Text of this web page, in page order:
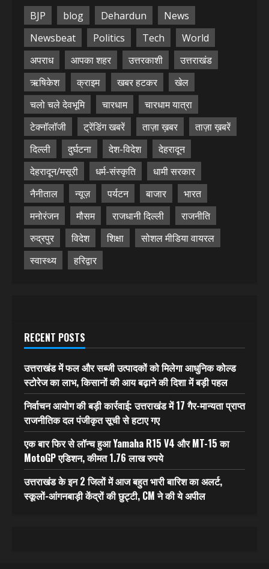
BJP blog Dehardun
News
Newsbeat
Politics Tech
World
अपराध
आपका शहर उत्तरकाशी
उत्तराखंड
ऋषिकेश
क्राइम खबर हटकर
खेल
चलो चले देवभूमि
चारधाम
चारधाम यात्रा
टेक्नॉलॉजी
ट्रेंडिंग खबरें ताज़ा ख़बर
ताज़ा ख़बरें
दिल्ली
दुर्घटना देश-विदेश
देहरादून
देहरादून/मसूरी
धर्म-संस्कृति
धामी सरकार
नैनीताल
न्यूज़ पर्यटन बाजार
भारत
मनोरंजन
मौसम राजधानी दिल्ली
राजनीति
रुद्रपुर
विदेश शिक्षा
सोशल मीडिया वायरल
स्वास्थ्य
हरिद्वार
RECENT POSTS
उत्तराखंड में फल और सब्जी उत्पादकों को मिलेगा आधुनिक कोल्ड
स्टोरेज का लाभ, किसानों की आय बढ़ाने की दिशा में बड़ी पहल
निर्वाचन आयोग की बड़ी कार्रवाई: उत्तराखंड में 17 गैर-मान्यता प्राप्त
राजनीतिक दल पंजीकृत सूची से हटाए गए
एक बार फिर से लॉन्च हुआ Yamaha R15 V4 और MT-15 का
MotoGP एडिशन, कीमत 1.76 लाख रुपये
उत्तराखंड के इन 2 जिलों में आज बहुत भारी बारिश का अलर्ट,
स्कूलों-आंगनबाड़ी केंद्रों की छुट्टी, CM ने की ये अपील